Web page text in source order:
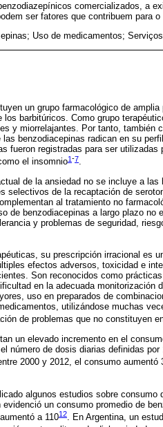
comercializados, a
ser fatores que contribuem para
Uso de medicamentos;
un grupo farmacológico de
los barbitúricos. Como grupo
y miorrelajantes. Por tanto,
benzodiacepinas radican en su
fueron registradas para ser
el insomnio1-7.
de la ansiedad no se incluye a
selectivos de la recaptación de
al tratamiento no
de benzodiacepinas a largo plazo
y problemas de seguridad,
su prescripción irracional es
efectos adversos, toxicidad e
Son reconocidos como
en la adecuada
uso en preparados de
utilizándose muchas
de problemas que no constituyen
un elevado incremento en el
número de dosis diarias definidas
2000 y 2012, el consumo
algunos estudios sobre
un consumo promedio de
a 11012. En Argentina, un